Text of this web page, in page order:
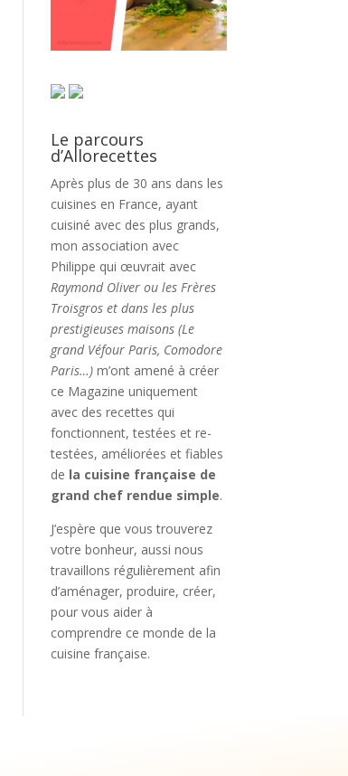
Le parcours
d’Allorecettes
Après plus de 30 ans dans les
cuisines en France, ayant
cuisiné avec des plus grands,
mon association avec
Philippe qui œuvrait avec
Raymond Oliver ou les Frères
Troisgros et dans les plus
prestigieuses maisons (Le
grand Véfour Paris, Comodore
Paris…) m’ont amené à créer
ce Magazine uniquement
avec des recettes qui
fonctionnent, testées et re-
testées, améliorées et fiables
de la cuisine française de
grand chef rendue simple.
J’espère que vous trouverez
votre bonheur, aussi nous
travaillons régulièrement afin
d’aménager, produire, créer,
pour vous aider à
comprendre ce monde de la
cuisine française.